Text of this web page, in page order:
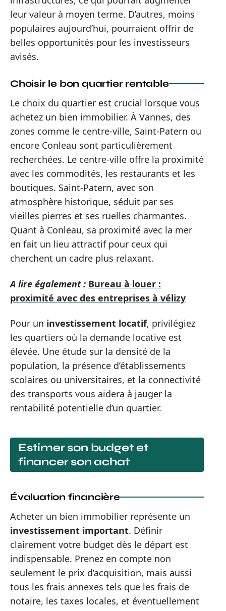
leur valeur à moyen terme. D’autres, moins
populaires aujourd’hui, pourraient offrir de
belles opportunités pour les investisseurs
avisés.
Choisir le bon quartier rentable
Le choix du quartier est crucial lorsque vous
achetez un bien immobilier. À Vannes, des
zones comme le centre-ville, Saint-Patern ou
encore Conleau sont particulièrement
recherchées. Le centre-ville offre la proximité
avec les commodités, les restaurants et les
boutiques. Saint-Patern, avec son
atmosphère historique, séduit par ses
vieilles pierres et ses ruelles charmantes.
Quant à Conleau, sa proximité avec la mer
en fait un lieu attractif pour ceux qui
cherchent un cadre plus relaxant.
A lire également : Bureau à louer :
proximité avec des entreprises à vélizy
Pour un investissement locatif, privilégiez
les quartiers où la demande locative est
élevée. Une étude sur la densité de la
population, la présence d’établissements
scolaires ou universitaires, et la connectivité
des transports vous aidera à jauger la
rentabilité potentielle d’un quartier.
Estimer son budget et
financer son achat
Évaluation financière
Acheter un bien immobilier représente un
investissement important. Définir
clairement votre budget dès le départ est
indispensable. Prenez en compte non
seulement le prix d’acquisition, mais aussi
tous les frais annexes tels que les frais de
notaire, les taxes locales, et éventuellement